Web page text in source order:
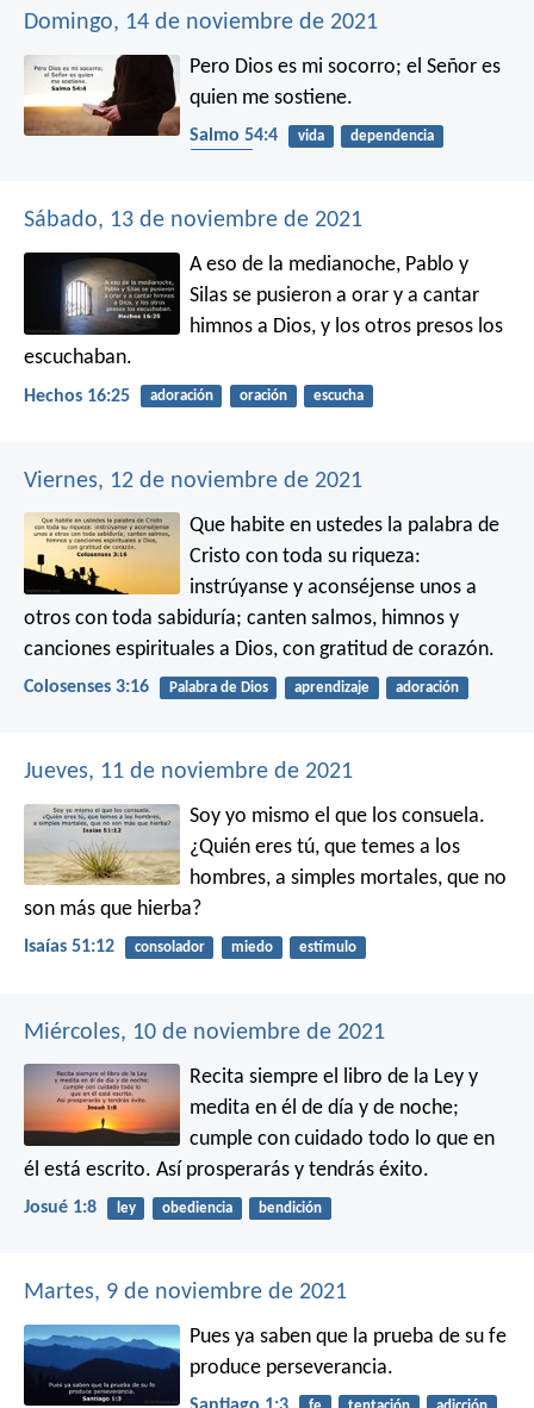
Domingo, 14 de noviembre de 2021
Pero Dios es mi socorro; el Señor es
quien me sostiene.
Salmo 54:4 vida
dependencia
Sábado, 13 de noviembre de 2021
A eso de la medianoche, Pablo y
Silas se pusieron a orar y a cantar
himnos a Dios, y los otros presos los
escuchaban.
Hechos 16:25 adoración oración escucha
Viernes, 12 de noviembre de 2021
Que habite en ustedes la palabra de
Cristo con toda su riqueza:
instrúyanse y aconséjense unos a
otros con toda sabiduría; canten salmos, himnos y
canciones espirituales a Dios, con gratitud de corazón.
Colosenses 3:16 Palabra de Dios aprendizaje adoración
Jueves, 11 de noviembre de 2021
Soy yo mismo el que los consuela.
¿Quién eres tú, que temes a los
hombres, a simples mortales, que no
son más que hierba?
Isaías 51:12 consolador miedo estímulo
Miércoles, 10 de noviembre de 2021
Recita siempre el libro de la Ley y
medita en él de día y de noche;
cumple con cuidado todo lo que en
él está escrito. Así prosperarás y tendrás éxito.
Josué 1:8 ley obediencia bendición
Martes, 9 de noviembre de 2021
Pues ya saben que la prueba de su fe
produce perseverancia.